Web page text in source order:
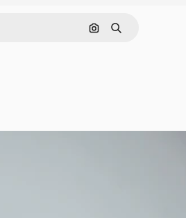
Nach Bild suchen
Suchen